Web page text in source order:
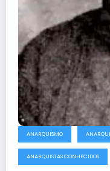
ANARQUISMO
ANARQUISTAS CONHECIDOS